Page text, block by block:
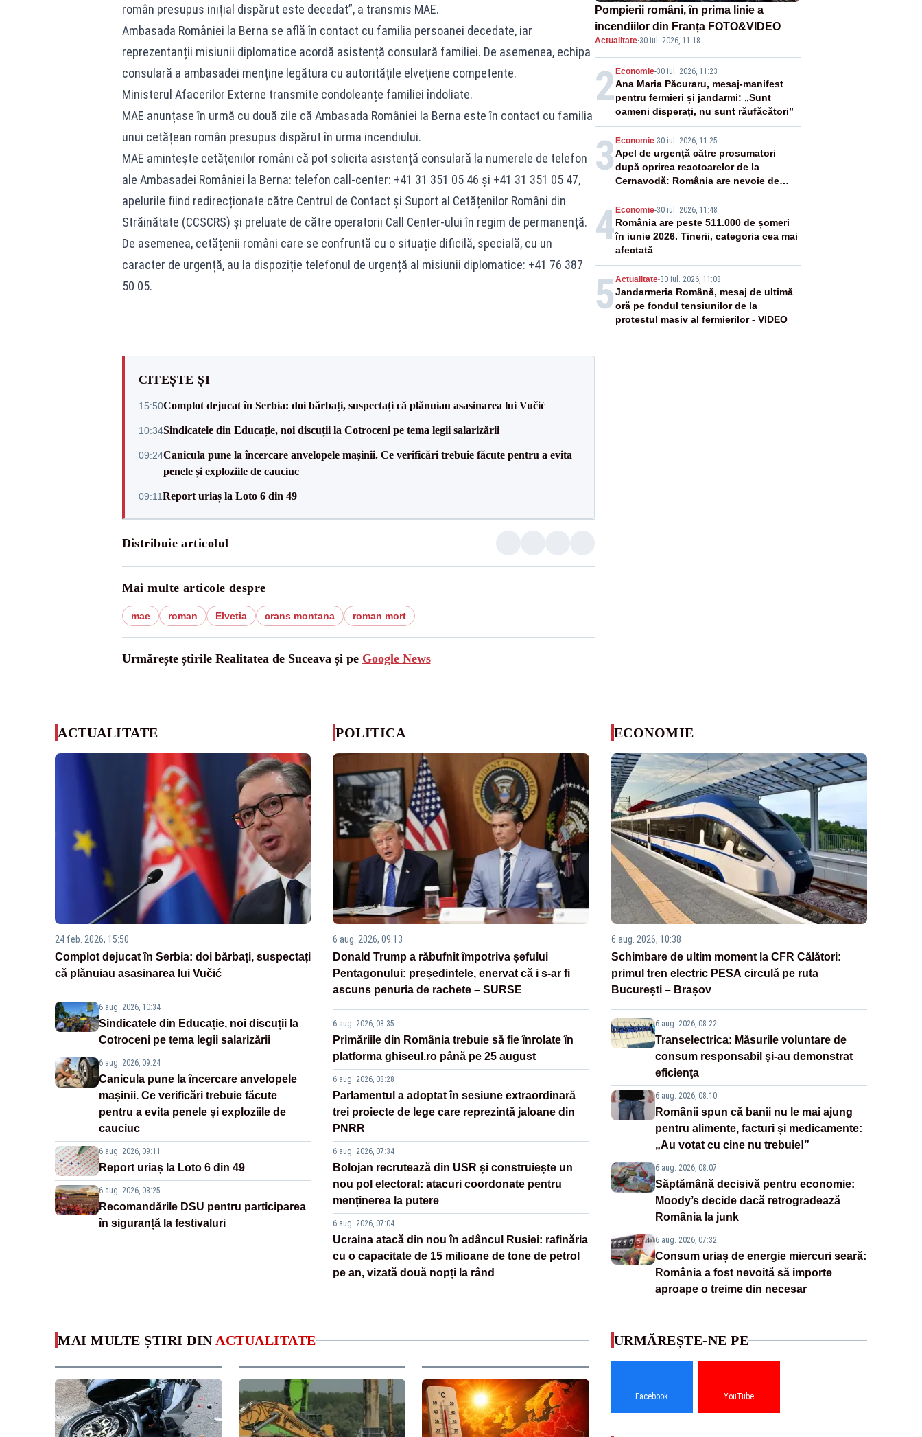
român presupus inițial dispărut este decedat”, a transmis MAE.
Ambasada României la Berna se află în contact cu familia persoanei decedate, iar
reprezentanții misiunii diplomatice acordă asistență consulară familiei. De asemenea, echipa
consulară a ambasadei menține legătura cu autoritățile elvețiene competente.
Ministerul Afacerilor Externe transmite condoleanțe familiei îndoliate.
MAE anunțase în urmă cu două zile că Ambasada României la Berna este în contact cu familia
unui cetățean român presupus dispărut în urma incendiului.
MAE amintește cetățenilor români că pot solicita asistență consulară la numerele de telefon
ale Ambasadei României la Berna: telefon call-center: +41 31 351 05 46 și +41 31 351 05 47,
apelurile fiind redirecționate către Centrul de Contact și Suport al Cetățenilor Români din
Străinătate (CCSCRS) și preluate de către operatorii Call Center-ului în regim de permanență.
De asemenea, cetățenii români care se confruntă cu o situație dificilă, specială, cu un
caracter de urgență, au la dispoziție telefonul de urgență al misiunii diplomatice: +41 76 387
50 05.
CITEȘTE ȘI
15:50Complot dejucat în Serbia: doi bărbați, suspectați că plănuiau asasinarea lui Vučić
10:34Sindicatele din Educație, noi discuții la Cotroceni pe tema legii salarizării
09:24Canicula pune la încercare anvelopele mașinii. Ce verificări trebuie făcute pentru a evita
penele și exploziile de cauciuc
09:11Report uriaș la Loto 6 din 49
Distribuie articolul
Mai multe articole despre
mae roman Elvetia crans montana roman mort
Urmărește știrile Realitatea de Suceava și pe Google News
Pompierii români, în prima linie a
incendiilor din Franța FOTO&VIDEO
Actualitate·30 iul. 2026, 11:18
2 Economie-30 iul. 2026, 11:23
Ana Maria Păcuraru, mesaj-manifest
pentru fermieri și jandarmi: „Sunt
oameni disperați, nu sunt răufăcători”
3 Economie-30 iul. 2026, 11:25
Apel de urgență către prosumatori
după oprirea reactoarelor de la
Cernavodă: România are nevoie de
energie
4 Economie-30 iul. 2026, 11:48
România are peste 511.000 de șomeri
în iunie 2026. Tinerii, categoria cea mai
afectată
5 Actualitate-30 iul. 2026, 11:08
Jandarmeria Română, mesaj de ultimă
oră pe fondul tensiunilor de la
protestul masiv al fermierilor - VIDEO
ACTUALITATE
24 feb. 2026, 15:50
Complot dejucat în Serbia: doi bărbați, suspectați
că plănuiau asasinarea lui Vučić
6 aug. 2026, 10:34
Sindicatele din Educație, noi discuții la
Cotroceni pe tema legii salarizării
6 aug. 2026, 09:24
Canicula pune la încercare anvelopele
mașinii. Ce verificări trebuie făcute
pentru a evita penele și exploziile de
cauciuc
6 aug. 2026, 09:11
Report uriaș la Loto 6 din 49
6 aug. 2026, 08:25
Recomandările DSU pentru participarea
în siguranță la festivaluri
POLITICA
6 aug. 2026, 09:13
Donald Trump a răbufnit împotriva șefului
Pentagonului: președintele, enervat că i s-ar fi
ascuns penuria de rachete – SURSE
6 aug. 2026, 08:35
Primăriile din România trebuie să fie înrolate în
platforma ghiseul.ro până pe 25 august
6 aug. 2026, 08:28
Parlamentul a adoptat în sesiune extraordinară
trei proiecte de lege care reprezintă jaloane din
PNRR
6 aug. 2026, 07:34
Bolojan recrutează din USR și construiește un
nou pol electoral: atacuri coordonate pentru
menținerea la putere
6 aug. 2026, 07:04
Ucraina atacă din nou în adâncul Rusiei: rafinăria
cu o capacitate de 15 milioane de tone de petrol
pe an, vizată două nopți la rând
ECONOMIE
6 aug. 2026, 10:38
Schimbare de ultim moment la CFR Călători:
primul tren electric PESA circulă pe ruta
București – Brașov
6 aug. 2026, 08:22
Transelectrica: Măsurile voluntare de
consum responsabil şi-au demonstrat
eficienţa
6 aug. 2026, 08:10
Românii spun că banii nu le mai ajung
pentru alimente, facturi și medicamente:
„Au votat cu cine nu trebuie!”
6 aug. 2026, 08:07
Săptămână decisivă pentru economie:
Moody’s decide dacă retrogradează
România la junk
6 aug. 2026, 07:32
Consum uriaș de energie miercuri seară:
România a fost nevoită să importe
aproape o treime din necesar
MAI MULTE ȘTIRI DIN ACTUALITATE URMĂREȘTE-NE PE
Facebook YouTube